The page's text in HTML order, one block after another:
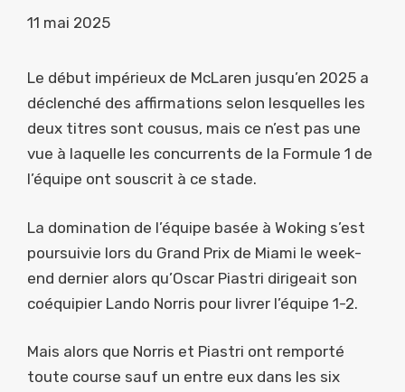
11 mai 2025
Le début impérieux de McLaren jusqu’en 2025 a
déclenché des affirmations selon lesquelles les
deux titres sont cousus, mais ce n’est pas une
vue à laquelle les concurrents de la Formule 1 de
l’équipe ont souscrit à ce stade.
La domination de l’équipe basée à Woking s’est
poursuivie lors du Grand Prix de Miami le week-
end dernier alors qu’Oscar Piastri dirigeait son
coéquipier Lando Norris pour livrer l’équipe 1-2.
Mais alors que Norris et Piastri ont remporté
toute course sauf un entre eux dans les six